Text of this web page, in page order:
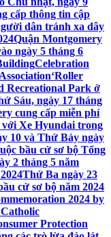
cấp thông tin cập
dân tránh xa dây
Quận Montgomery
ngày 5 tháng 6
Celebration
‘Roller
Recreational Park ở
Sáu, ngày 17 tháng
cung cấp miễn phí
với Xe Hyundai trong
10 và Thứ Bảy ngày
bầu cử sơ bộ Tổng
2 tháng 5 năm
Thứ Ba ngày 23
cử sơ bộ năm 2024
2024 by
Protection